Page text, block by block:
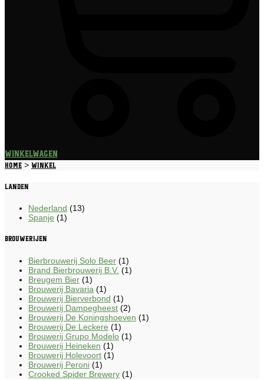
Winkelwagen
Home > Winkel
Landen
Nederland (13)
Spanje (1)
Brouwerijen
Bierbrouwerij Solo Beer (1)
Brand Bierbrouwerij B.V. (1)
Breugem Bier (1)
Brouwerij Bavaria (1)
Brouwerij Bierverbond (1)
Brouwerij Dampegheest (2)
Brouwerij De Koningshoeven (1)
Brouwerij De Leckere (1)
Brouwerij Grupo Modelo (1)
Brouwerij Heineken (1)
Brouwerij Holevoort (1)
Brouwerij Peroni (1)
Crooked Spider Brewery (1)